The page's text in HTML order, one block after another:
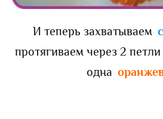
И теперь захватываем
протягиваем через 2
одна